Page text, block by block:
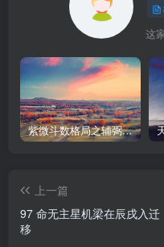
这
紫微斗数格局之辅弼星（左辅右弼）在各宫情况
上一篇
97 命无主星机梁在辰戌入迁
移